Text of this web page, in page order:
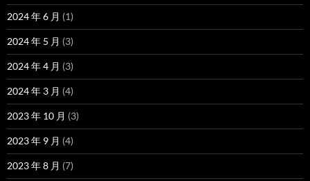
2024 年 6 月 (1)
2024 年 5 月 (3)
2024 年 4 月 (3)
2024 年 3 月 (4)
2023 年 10 月 (3)
2023 年 9 月 (4)
2023 年 8 月 (7)